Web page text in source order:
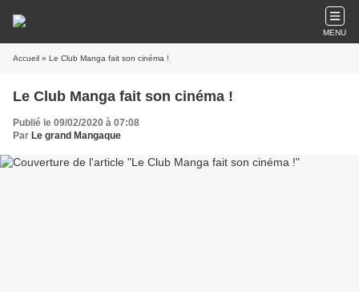
MENU
Accueil » Le Club Manga fait son cinéma !
Le Club Manga fait son cinéma !
Publié le 09/02/2020 à 07:08
Par Le grand Mangaque